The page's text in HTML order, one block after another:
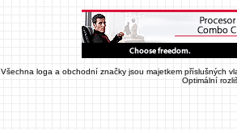
Všechna loga a obchodní značky jsou majetkem příslušných
Optimální